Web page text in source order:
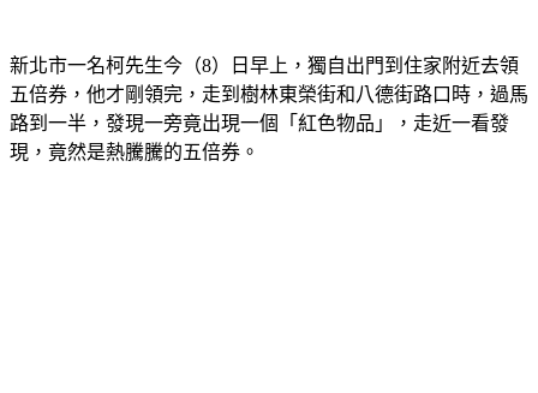
新北市一名柯先生今（8）日早上，獨自出門到住家附近去領
五倍券，他才剛領完，走到樹林東榮街和八德街路口時，過馬
路到一半，發現一旁竟出現一個「紅色物品」，走近一看發
現，竟然是熱騰騰的五倍券。